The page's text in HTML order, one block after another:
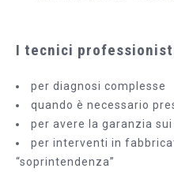
I tecnici
per diagnosi complesse
quando è necessario
per avere la garanzia
per interventi in
“soprintendenza”